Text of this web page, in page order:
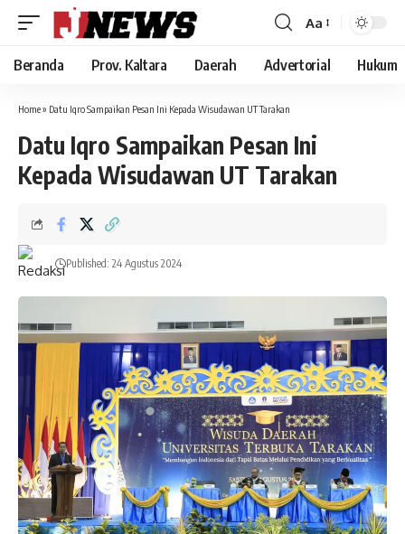
Font
Resizer
Aa
Beranda Prov. Kaltara Daerah Advertorial Hukum
Home» Datu Iqro Sampaikan Pesan Ini Kepada Wisudawan UT Tarakan
Datu Iqro Sampaikan Pesan Ini
Kepada Wisudawan UT Tarakan
Published: 24 Agustus 2024